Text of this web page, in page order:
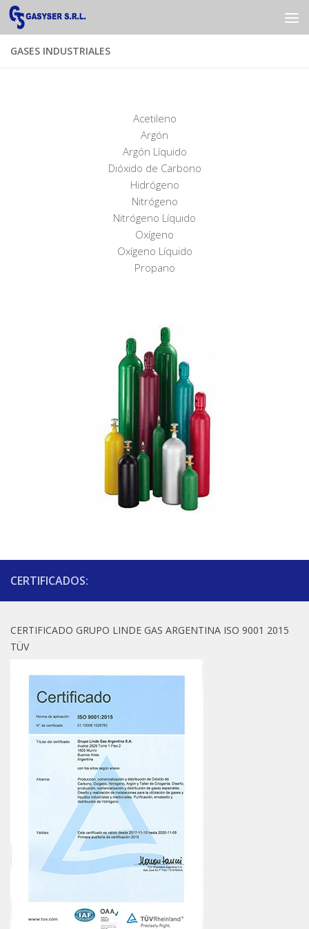
Saltar al contenido
GASES INDUSTRIALES
Acetileno
Argón
Argón Líquido
Dióxido de Carbono
Hidrógeno
Nitrógeno
Nitrógeno Líquido
Oxígeno
Oxígeno Líquido
Propano
CERTIFICADOS:
CERTIFICADO GRUPO LINDE GAS ARGENTINA ISO 9001 2015
TÜV